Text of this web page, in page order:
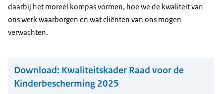
daarbij het moreel kompas vormen, hoe we de kwaliteit van
ons werk waarborgen en wat cliënten van ons mogen
verwachten.
Download: Kwaliteitskader Raad voor de
Kinderbescherming 2025